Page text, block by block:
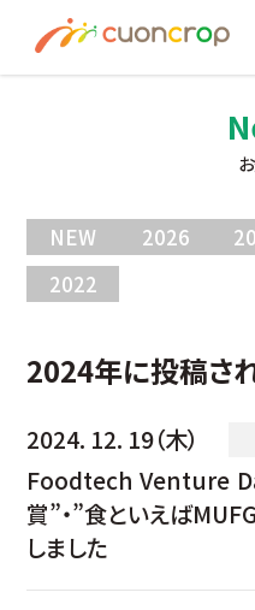
NEW 2026
2022
2024年に投稿さ
2024. 12. 19（木）
Foodtech Venture
賞”・”食といえば
しました